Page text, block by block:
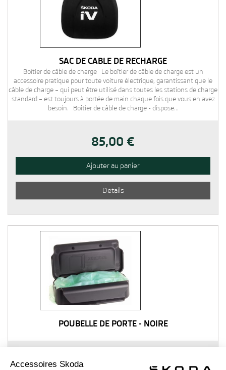
SAC DE CÂBLE DE RECHARGE
Boîtier de câble de charge Le boîtier de câble de charge est un
accessoire pratique pour toute voiture électrique, garantissant que le
câble de charge – qui peut être utilisé dans toutes les stations de charge
standard – est toujours à portée de main chaque fois que vous en avez
besoin. Boîtier de câble de charge - dispose...
85,00 €
Ajouter au panier
Détails
POUBELLE DE PORTE - NOIRE